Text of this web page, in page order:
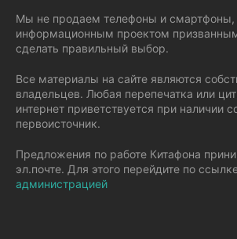
Мы не продаем телефоны и смартфоны,
информационным проектом
сделать правильный выбор.
Все материалы на сайте являются
владельцев. Любая перепечатка или
интернет приветствуется при наличии
первоисточник.
Предложения по работе Китафона
эл.почте. Для этого перейдите по
администрацией